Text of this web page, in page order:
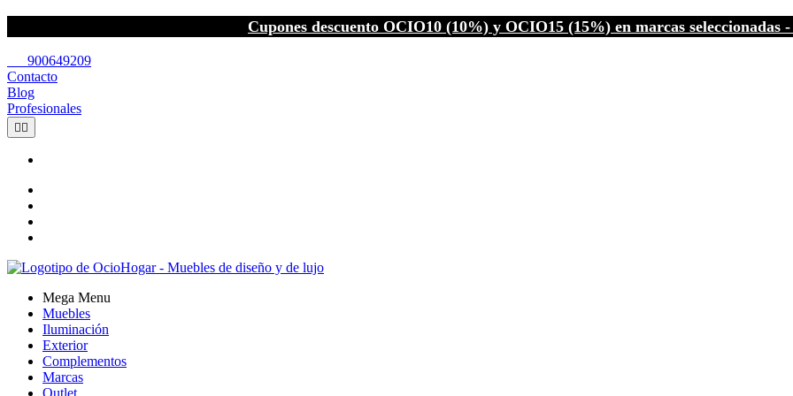
Cupones descuento OCIO10 (10%) y OCIO15 (15%) en marcas seleccionadas
900649209
Contacto
Blog
Profesionales
 
Mega Menu
Muebles
Iluminación
Exterior
Complementos
Marcas
Outlet